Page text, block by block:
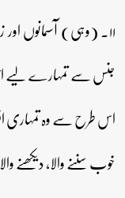
۱۱۔ (وہی) آسمانوں
جنس سے تمہارے لیے
اس طرح سے وہ تمہاری
خوب سننے والا، دیکھنے